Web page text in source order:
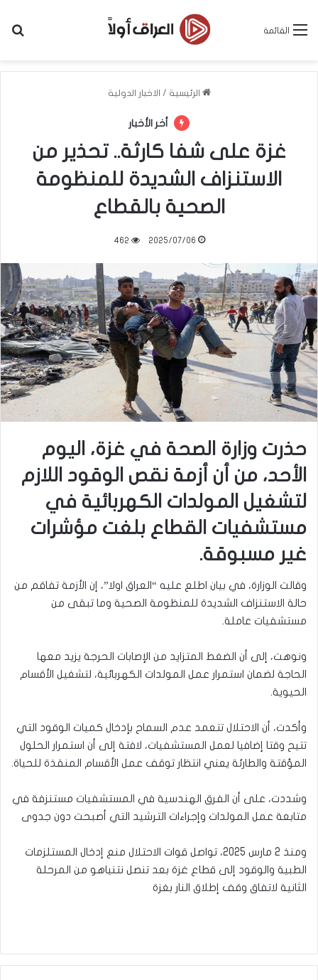
القائمة
الرئيسية / الاخبار الدولية
أخر الأخبار
غزة على شفا كارثة.. تحذير من
الاستنزاف الشديدة للمنظومة
الصحية بالقطاع
2025/07/06
462
حذرت وزارة الصحة في غزة، اليوم
الأحد، من أن أزمة نقص الوقود اللازم
لتشغيل المولدات الكهربائية في
مستشفيات القطاع بلغت مؤشرات
غير مسبوقة.
وقالت الوزارة، في بيان اطلع عليه “العراق اولا”، إن الأزمة تفاقم من
حالة الاستنزاف الشديدة للمنظومة الصحية وما تبقى من
مستشفيات عاملة.
ونوهت، إلى أن الضغط المتزايد من الإصابات الحرجة يزيد معها
الحاجة لضمان استمرار عمل المولدات الكهربائية، لتشغيل الأقسام
الحيوية.
وأكدت، أن الاحتلال تتعمد عدم السماح بإدخال كميات الوقود التي
تتيح وقتا إضافيا لعمل المستشفيات، لافتة إلى أن استمرار الحلول
المؤقتة والطارئة يعني انتظار توقف عمل الأقسام المنقذة للحياة.
وشددت، على أن الفرق الهندسية في المستشفيات مستنزفة في
متابعة عمل المولدات وإجراءات الترشيد التي أصبحت دون جدوى
ومنذ 2 مارس 2025، تواصل قوات الاحتلال منع إدخال المستلزمات
الطبية والوقود إلى قطاع غزة بعد تنصل نتنياهو من المرحلة
الثانية لاتفاق وقف إطلاق النار بغزة